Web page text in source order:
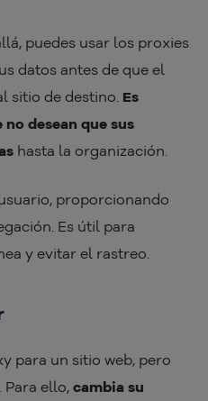
puedes usar los proxies
datos antes de que el
sitio de destino. Es
desean que sus
hasta la organización.
proporcionando
Es útil para
y evitar el rastreo.
para un sitio web, pero
ello, cambia su